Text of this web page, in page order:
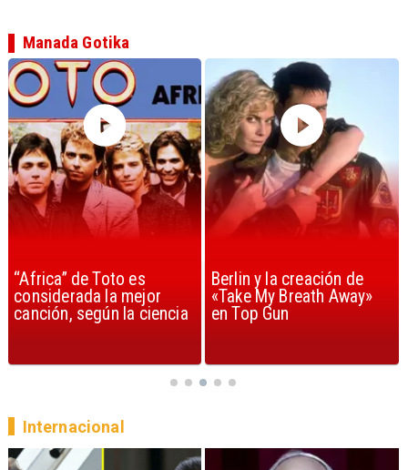
Berlin y la creación de
«Take My Breath Away»
en Top Gun
Madonna volvió con
nueva música y
demuestra que sigue
Manada Gotika
Internacional